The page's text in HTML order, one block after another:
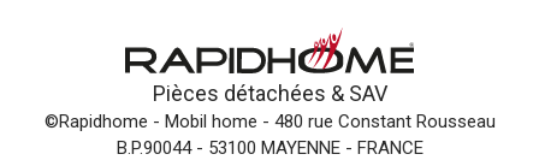
Pièces détachées & SAV
©Rapidhome - Mobil home - 480 rue Constant Rousseau
B.P.90044 - 53100 MAYENNE - FRANCE